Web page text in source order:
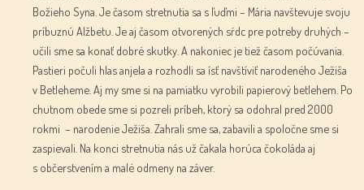
Božieho Syna. Je časom stretnutia sa s ľuďmi – Mária navštevuje svoju
príbuznú Alžbetu. Je aj časom otvorených sŕdc pre potreby druhých –
učili sme sa konať dobré skutky. A nakoniec je tiež časom počúvania.
Pastieri počuli hlas anjela a rozhodli sa ísť navštíviť narodeného Ježiša
v Betleheme. Aj my sme si na pamiatku vyrobili papierový betlehem. Po
chutnom obede sme si pozreli príbeh, ktorý sa odohral pred 2000
rokmi – narodenie Ježiša. Zahrali sme sa, zabavili a spoločne sme si
zaspievali. Na konci stretnutia nás už čakala horúca čokoláda aj
s občerstvením a malé odmeny na záver.